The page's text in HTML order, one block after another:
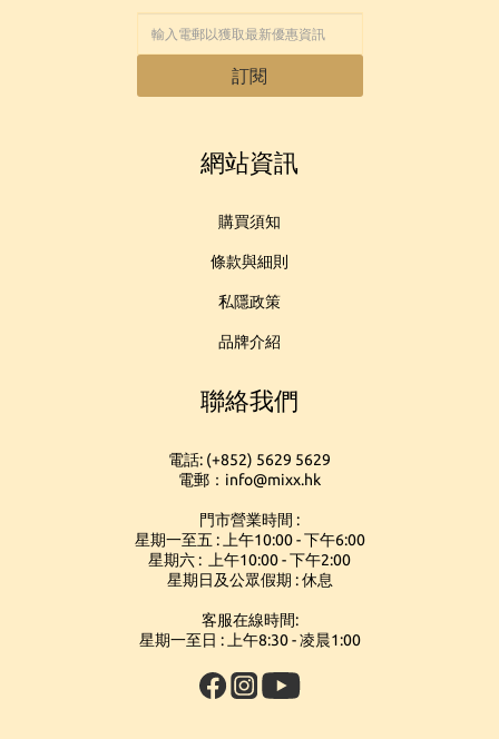
訂閱
網站資訊
購買須知
條款與細則
私隱政策
品牌介紹
聯絡我們
電話: (+852) 5629 5629
電郵：info@mixx.hk
門市營業時間 :
星期一至五 : 上午10:00 - 下午6:00
星期六 : 上午10:00 - 下午2:00
星期日及公眾假期 : 休息
客服在線時間:
星期一至日 : 上午8:30 - 凌晨1:00